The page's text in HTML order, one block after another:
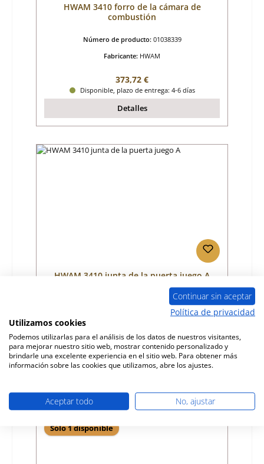
HWAM 3410 forro de la cámara de
combustión
Número de producto: 01038339
Fabricante: HWAM
Precio normal:
373,72 €
Disponible, plazo de entrega: 4-6 días
Detalles
HWAM 3410 junta de la puerta juego A
01037049
Precio normal:
132,53 €
tiempo de entrega aprox. 2-3 semanas
Sólo 1 disponible
Continuar sin aceptar
Política de privacidad
Utilizamos cookies
Podemos utilizarlas para el análisis de los datos de nuestros visitantes,
para mejorar nuestro sitio web, mostrar contenido personalizado y
brindarle una excelente experiencia en el sitio web. Para obtener más
información sobre las cookies que utilizamos, abre los ajustes.
Aceptar todo No, ajustar